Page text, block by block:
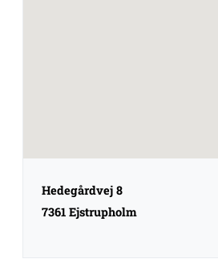
Hedegårdvej 8
7361 Ejstrupholm